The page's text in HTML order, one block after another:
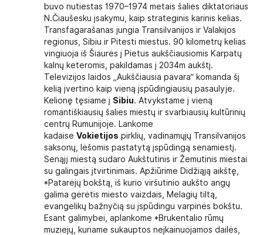
buvo nutiestas 1970–1974 metais šalies diktatoriaus
N.Čiaušesku įsakymu, kaip strateginis karinis kelias.
Transfagarašanas jungia Transilvanijos ir Valakijos
regionus, Sibiu ir Pitesti miestus. 90 kilometrų kelias
vingiuoja iš Šiaurės į Pietus aukščiausiomis Karpatų
kalnų keteromis, pakildamas į 2034m aukštį.
Televizijos laidos „Aukščiausia pavara“ komanda šį
kelią įvertino kaip vieną įspūdingiausių pasaulyje.
Kelionę tęsiame į Sibiu. Atvykstame į vieną
romantiškiausių šalies miestų ir svarbiausių kultūrinių
centrų Rumunijoje. Lankome
kadaiseVokietijos pirklių, vadinamųjų Transilvanijos
saksonų, lėšomis pastatytą įspūdingą senamiestį.
Senąjį miestą sudaro Aukštutinis ir Žemutinis miestai
su galingais įtvirtinimais. Apžiūrime Didžiąją aikštę,
*Patarėjų bokštą, iš kurio viršutinio aukšto angų
galima gėrėtis miesto vaizdais, Melagių tiltą,
evangelikų bažnyčią su įspūdingu varpinės bokštu.
Esant galimybei, aplankome *Brukentalio rūmų
muziejų, kuriame sukauptos neįkainuojamos dailės,